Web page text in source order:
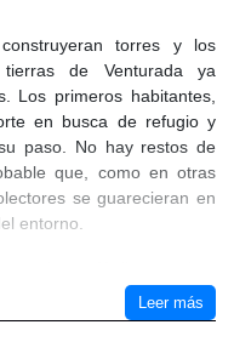
torres y los
de Venturada ya
Los primeros habitantes,
en busca de refugio y
paso. No hay restos de
que, como en otras
se guarecieran en
entorno.
del Bronce. Aunque no se
es muy posible que sus
Leer más